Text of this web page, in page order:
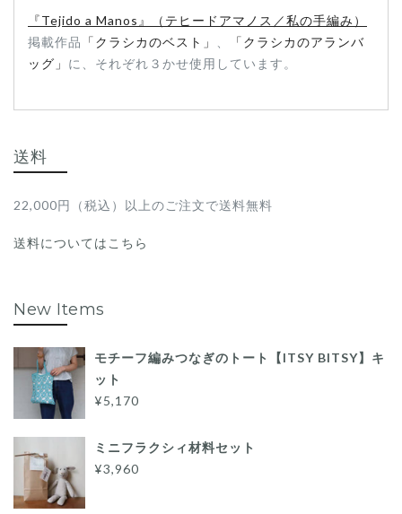
『Tejido a Manos』（テヒードアマノス／私の手編み）
掲載作品 「クラシカのベスト」
「クラシカのアランバ
ッグ」 に、それぞれ３かせ使用しています。
送料
22,000円（税込）以上のご注文で送料無料
送料についてはこちら
New Items
モチーフ編みつなぎのトート【ITSY BITSY】キ
ット
¥5,170
ミニフラクシィ材料セット
¥3,960